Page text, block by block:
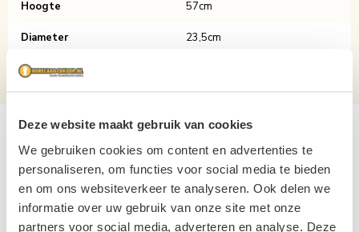
Deze website maakt gebruik van cookies
We gebruiken cookies om content en advertenties te
personaliseren, om functies voor social media te bieden
en om ons websiteverkeer te analyseren. Ook delen we
informatie over uw gebruik van onze site met onze
partners voor social media, adverteren en analyse. Deze
Hoogte 57cm
Diameter 23,5cm
Alcoholpercentage
Gerelateerde producten
Navigating through the elements of the carousel is possible
Press to skip carousel
Press to go to carousel navigation
Actie! Actie!